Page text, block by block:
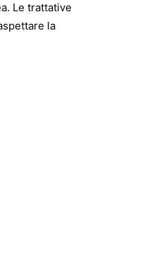
Le trattative
la